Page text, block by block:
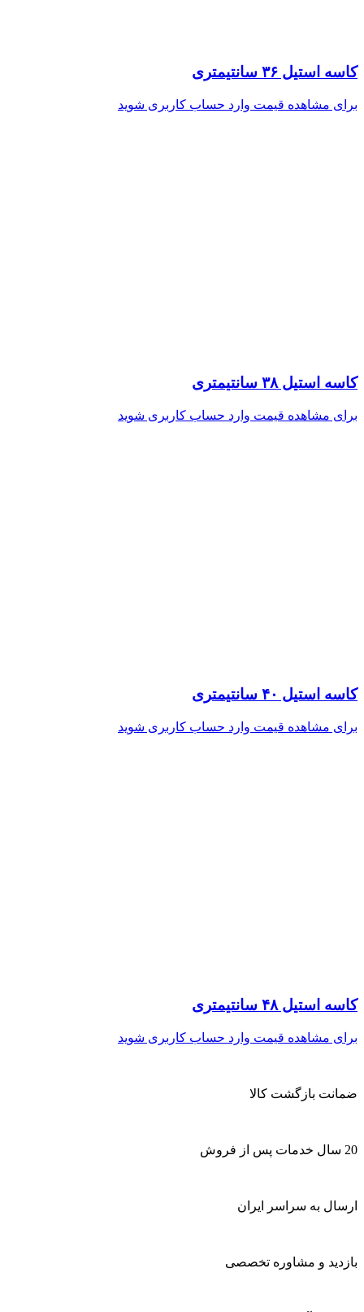
کاسه استیل ۳۶ سانتیمتری
برای مشاهده قیمت وارد حساب کاربری شوید
کاسه استیل ۳۸ سانتیمتری
برای مشاهده قیمت وارد حساب کاربری شوید
کاسه استیل ۴۰ سانتیمتری
برای مشاهده قیمت وارد حساب کاربری شوید
کاسه استیل ۴۸ سانتیمتری
برای مشاهده قیمت وارد حساب کاربری شوید
ضمانت بازگشت کالا
20 سال خدمات پس از فروش
ارسال به سراسر ایران
بازدید و مشاوره تخصصی